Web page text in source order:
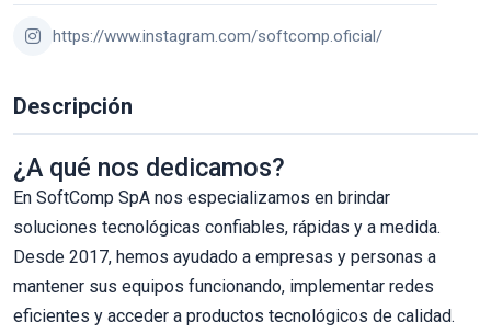
https://www.instagram.com/softcomp.oficial/
Descripción
¿A qué nos dedicamos?
En SoftComp SpA nos especializamos en brindar
soluciones tecnológicas confiables, rápidas y a medida.
Desde 2017, hemos ayudado a empresas y personas a
mantener sus equipos funcionando, implementar redes
eficientes y acceder a productos tecnológicos de calidad.